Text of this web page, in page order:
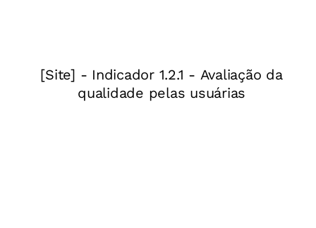
social ajuda a resolvê-lo; (ii)
tomar a iniciativa e
fazer algo a respeito. Decidi escolher a segunda